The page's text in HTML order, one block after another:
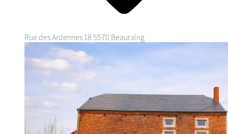
Rue des Ardennes 18 5570 Beauraing